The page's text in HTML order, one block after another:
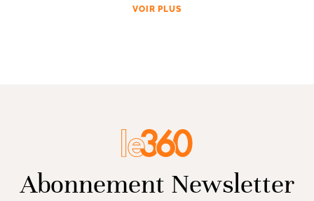
VOIR PLUS
Abonnement Newsletter